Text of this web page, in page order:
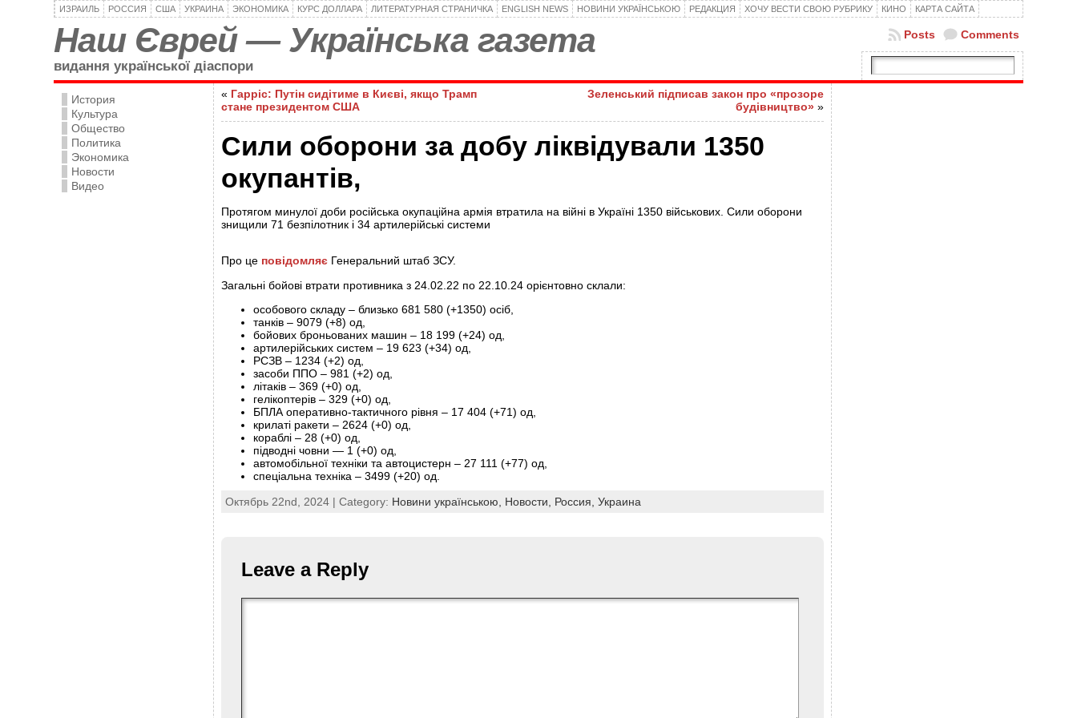
ИЗРАИЛЬ РОССИЯ США УКРАИНА ЭКОНОМИКА КУРС ДОЛЛАРА ЛИТЕРАТУРНАЯ СТРАНИЧКА ENGLISH NEWS НОВИНИ УКРАЇНСЬКОЮ РЕДАКЦИЯ ХОЧУ ВЕСТИ СВОЮ РУБРИКУ КИНО КАРТА САЙТА
Наш Єврей — Українська газета
видання української діаспори
Comments
Posts
История
Культура
Общество
Политика
Экономика
Новости
Видео
« Гарріс: Путін сидітиме в Києві, якщо Трамп
стане президентом США
Зеленський підписав закон про «прозоре
будівництво» »
Сили оборони за добу ліквідували 1350
окупантів,
Протягом минулої доби російська окупаційна армія втратила на війні в Україні 1350 військових. Сили оборони
знищили 71 безпілотник і 34 артилерійські системи
Про це повідомляє Генеральний штаб ЗСУ.
Загальні бойові втрати противника з 24.02.22 по 22.10.24 орієнтовно склали:
особового складу ‒ близько 681 580 (+1350) осіб,
танків ‒ 9079 (+8) од,
бойових броньованих машин ‒ 18 199 (+24) од,
артилерійських систем – 19 623 (+34) од,
РСЗВ – 1234 (+2) од,
засоби ППО ‒ 981 (+2) од,
літаків – 369 (+0) од,
гелікоптерів – 329 (+0) од,
БПЛА оперативно-тактичного рівня – 17 404 (+71) од,
крилаті ракети ‒ 2624 (+0) од,
кораблі ‒ 28 (+0) од,
підводні човни — 1 (+0) од,
автомобільної техніки та автоцистерн – 27 111 (+77) од,
спеціальна техніка ‒ 3499 (+20) од.
Октябрь 22nd, 2024 | Category: Новини українською, Новости, Россия, Украина
Leave a Reply